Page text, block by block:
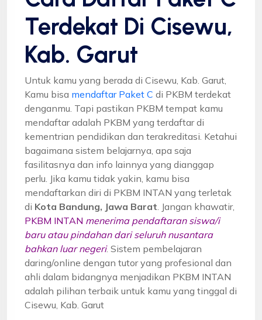
Terdekat Di Cisewu,
Kab. Garut
Untuk kamu yang berada di Cisewu, Kab. Garut,
Kamu bisa mendaftar Paket C di PKBM terdekat
denganmu. Tapi pastikan PKBM tempat kamu
mendaftar adalah PKBM yang terdaftar di
kementrian pendidikan dan terakreditasi. Ketahui
bagaimana sistem belajarnya, apa saja
fasilitasnya dan info lainnya yang dianggap
perlu. Jika kamu tidak yakin, kamu bisa
mendaftarkan diri di PKBM INTAN yang terletak
di Kota Bandung, Jawa Barat . Jangan khawatir,
PKBM INTAN menerima pendaftaran siswa/i
baru atau pindahan dari seluruh nusantara
bahkan luar negeri. Sistem pembelajaran
daring/online dengan tutor yang profesional dan
ahli dalam bidangnya menjadikan PKBM INTAN
adalah pilihan terbaik untuk kamu yang tinggal di
Cisewu, Kab. Garut